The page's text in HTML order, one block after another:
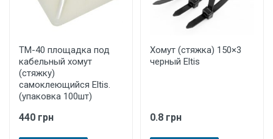
ТМ-40 площадка под
кабельный хомут
(стяжку)
самоклеющийся Eltis.
(упаковка 100шт)
440 грн
Хомут (стяжка) 150×3
черный Eltis
0.8 грн